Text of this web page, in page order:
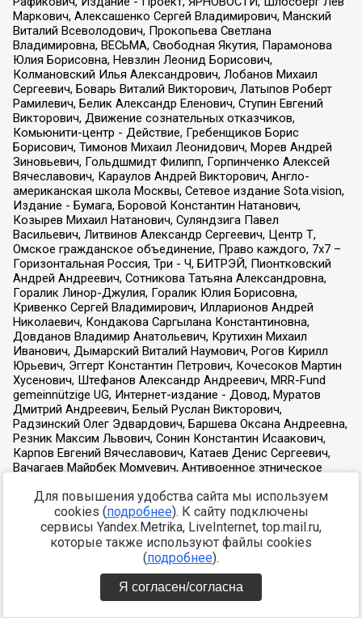
Для повышения удобства сайта мы используем
cookies (подробнее). К сайту подключены
сервисы Yandex.Metrika, LiveInternet, top.mail.ru,
которые также используют файлы cookies
(подробнее).
Я согласен/согласна